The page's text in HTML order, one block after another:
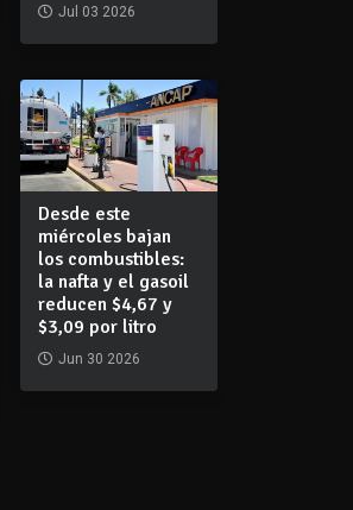
Jul 03 2026
Desde este
miércoles bajan
los combustibles:
la nafta y el gasoil
reducen $4,67 y
$3,09 por litro
Jun 30 2026